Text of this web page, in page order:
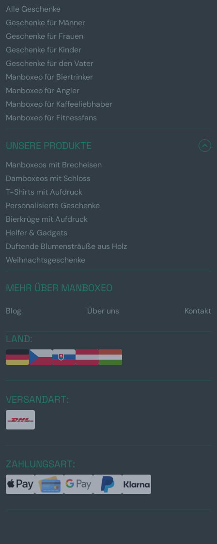
Alle Geschenke
Geschenke für Männer
Geschenke für Frauen
Geschenke für Kinder
Geschenke für den Vater
Manboxeo für Biertrinker
Manboxeo für Angler
Manboxeo für Kaffeeliebhaber
Manboxeo für Fitnessfans
UNSERE PRODUKTE
Manboxeos mit Brecheisen
Damboxeos mit Schloss
T-Shirts mit Aufdruck
Personalisierte Geschenke
Bierkrüge mit Aufdruck
Helfer & Gadgets
Duftende Blumensträuße aus Holz
Weihnachtsgeschenke
MEHR ÜBER MANBOXEO
Blog Über uns Kontakt
LAND:
VERSANDART:
ZAHLUNGSART: